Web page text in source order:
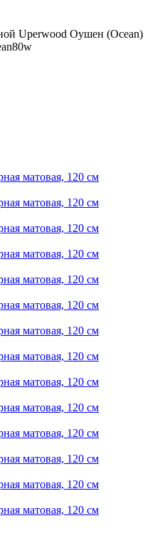
Uperwood Оушен (Ocean)